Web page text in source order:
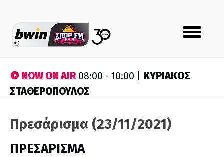
Toggle
navigation
NOW ON AIR08:00 - 10:00 | ΚΥΡΙΑΚΟΣ
ΣΤΑΘΕΡΟΠΟΥΛΟΣ
Πρεσάρισμα (23/11/2021)
ΠΡΕΣΑΡΙΣΜΑ